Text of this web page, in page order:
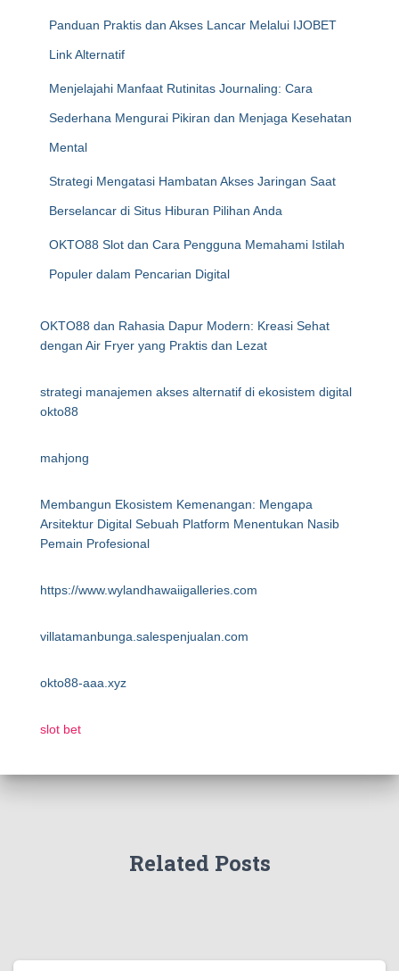
Panduan Praktis dan Akses Lancar Melalui IJOBET
Link Alternatif
Menjelajahi Manfaat Rutinitas Journaling: Cara
Sederhana Mengurai Pikiran dan Menjaga Kesehatan
Mental
Strategi Mengatasi Hambatan Akses Jaringan Saat
Berselancar di Situs Hiburan Pilihan Anda
OKTO88 Slot dan Cara Pengguna Memahami Istilah
Populer dalam Pencarian Digital
OKTO88 dan Rahasia Dapur Modern: Kreasi Sehat
dengan Air Fryer yang Praktis dan Lezat
strategi manajemen akses alternatif di ekosistem digital
okto88
mahjong
Membangun Ekosistem Kemenangan: Mengapa
Arsitektur Digital Sebuah Platform Menentukan Nasib
Pemain Profesional
https://www.wylandhawaiigalleries.com
villatamanbunga.salespenjualan.com
okto88-aaa.xyz
slot bet
Related Posts